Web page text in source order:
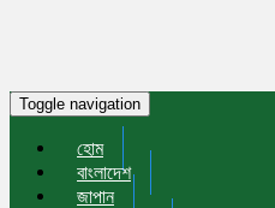
Toggle navigation
হোম
বাংলাদেশ
জাপান